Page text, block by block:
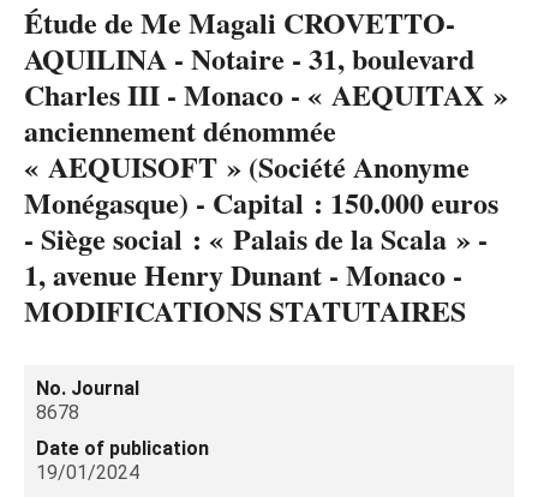
Étude de Me Magali CROVETTO-
AQUILINA - Notaire - 31, boulevard
Charles III - Monaco - « AEQUITAX »
anciennement dénommée
« AEQUISOFT » (Société Anonyme
Monégasque) - Capital : 150.000 euros
- Siège social : « Palais de la Scala » -
1, avenue Henry Dunant - Monaco -
MODIFICATIONS STATUTAIRES
No. Journal
8678
Date of publication
19/01/2024